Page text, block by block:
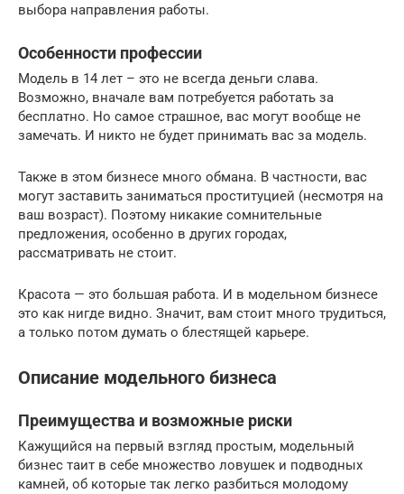
выбора направления работы.
Особенности профессии
Модель в 14 лет – это не всегда деньги слава.
Возможно, вначале вам потребуется работать за
бесплатно. Но самое страшное, вас могут вообще не
замечать. И никто не будет принимать вас за модель.
Также в этом бизнесе много обмана. В частности, вас
могут заставить заниматься проституцией (несмотря на
ваш возраст). Поэтому никакие сомнительные
предложения, особенно в других городах,
рассматривать не стоит.
Красота — это большая работа. И в модельном бизнесе
это как нигде видно. Значит, вам стоит много трудиться,
а только потом думать о блестящей карьере.
Описание модельного бизнеса
Преимущества и возможные риски
Кажущийся на первый взгляд простым, модельный
бизнес таит в себе множество ловушек и подводных
камней, об которые так легко разбиться молодому